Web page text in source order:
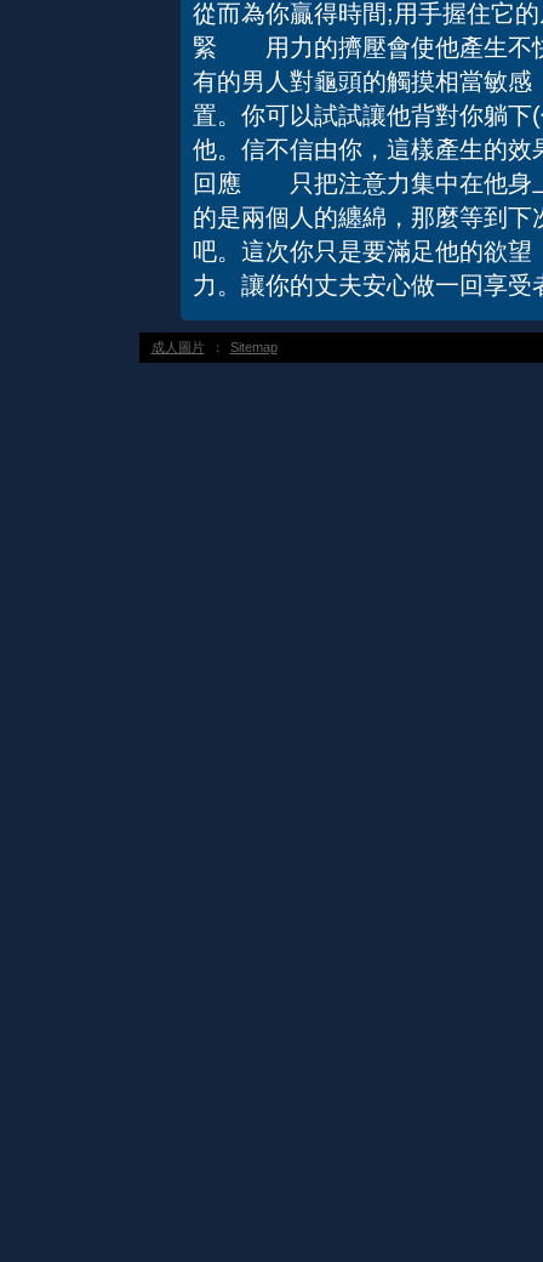
從而為你贏得時間;用手握住
緊 用力的擠壓會使他產生不
有的男人對龜頭的觸摸相當敏
置。你可以試試讓他背對你躺
他。信不信由你，這樣產生的
回應 只把注意力集中在他身
的是兩個人的纏綿，那麼等到
吧。這次你只是要滿足他的欲
力。讓你的丈夫安心做一回享
成人圖片 ： Sitemap